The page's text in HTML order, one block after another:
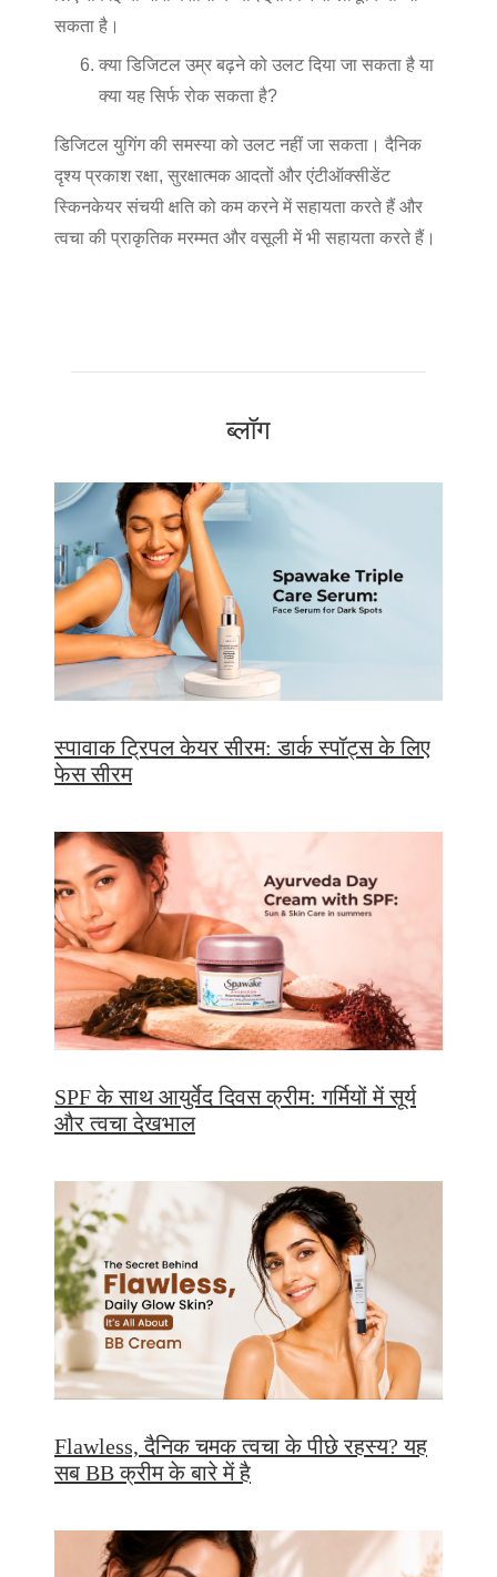
सकता है।
क्या डिजिटल उम्र बढ़ने को उलट दिया जा सकता है या
क्या यह सिर्फ रोक सकता है?
डिजिटल युगिंग की समस्या को उलट नहीं जा सकता। दैनिक
दृश्य प्रकाश रक्षा, सुरक्षात्मक आदतों और एंटीऑक्सीडेंट
स्किनकेयर संचयी क्षति को कम करने में सहायता करते हैं और
त्वचा की प्राकृतिक मरम्मत और वसूली में भी सहायता करते हैं।
ब्लॉग
स्पावाक ट्रिपल केयर सीरम: डार्क स्पॉट्स के लिए
फेस सीरम
SPF के साथ आयुर्वेद दिवस क्रीम: गर्मियों में सूर्य
और त्वचा देखभाल
Flawless, दैनिक चमक त्वचा के पीछे रहस्य? यह
सब BB क्रीम के बारे में है